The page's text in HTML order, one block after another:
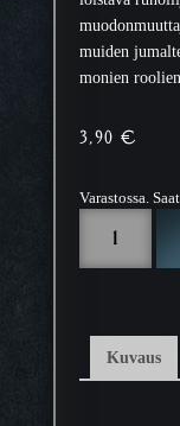
muiden
monien
3,90€
Varastossa.
i
a
Kuvaus